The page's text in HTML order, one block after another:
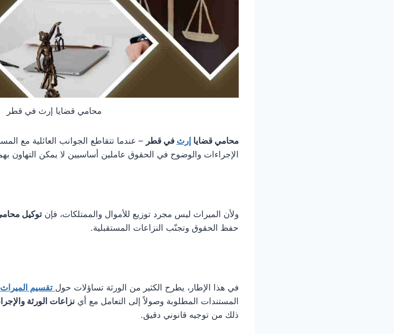
محامي قضايا إرث في قطر
محامي قضايا إرث في قطر – عندما تتقاطع الجوانب العائلية مع
الإجراءات والوضوح في الحقوق عاملين أساسيين لا يمكن التهاون
ولأن الميراث ليس مجرد توزيع للأموال والممتلكات، فإن توكيل
حفظ الحقوق وتجنّب النزاعات المستقبلية.
في هذا الإطار، يطرح الكثير من الورثة تساؤلات حول تقسيم
المستندات المطلوبة وصولاً إلى التعامل مع أي نزاعات الورثة
ذلك من توجيه قانوني دقيق.